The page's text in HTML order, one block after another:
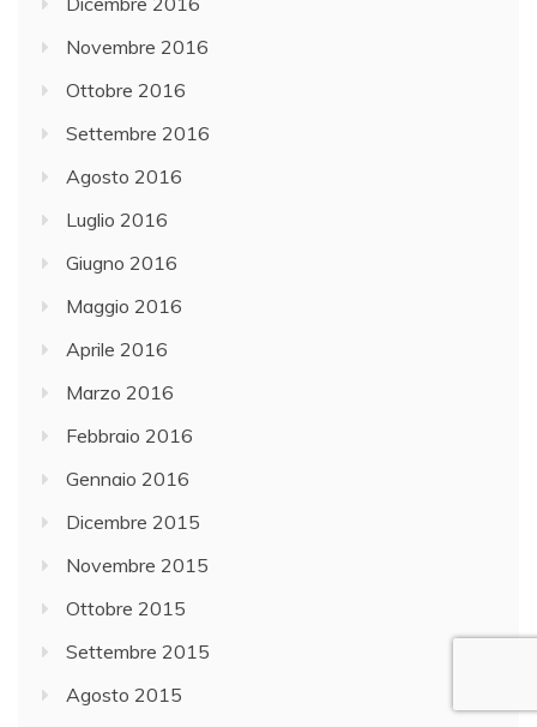
Novembre 2016
Ottobre 2016
Settembre 2016
Agosto 2016
Luglio 2016
Giugno 2016
Maggio 2016
Aprile 2016
Marzo 2016
Febbraio 2016
Gennaio 2016
Dicembre 2015
Novembre 2015
Ottobre 2015
Settembre 2015
Agosto 2015